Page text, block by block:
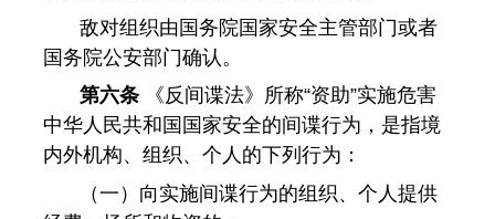
敌对组织由国务院国家安全主管部门或者
国务院公安部门确认。
第六条《反间谍法》所称“资助”实施危害
中华人民共和国国家安全的间谍行为，是指境
内外机构、组织、个人的下列行为：
（一）向实施间谍行为的组织、个人提供